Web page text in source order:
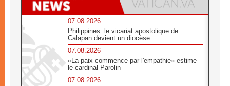
07.08.2026
Philippines: le vicariat apostolique de
Calapan devient un diocèse
07.08.2026
«La paix commence par l'empathie» estime
le cardinal Parolin
07.08.2026